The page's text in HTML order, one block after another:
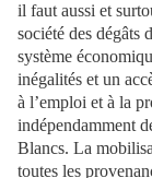
il faut aussi et
société des dégâts
système
inégalités et un
à l’emploi et à la
indépendamment
Blancs. La
toutes les